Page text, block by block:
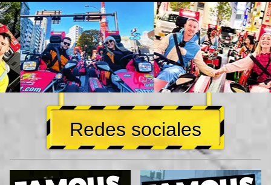
Redes sociales